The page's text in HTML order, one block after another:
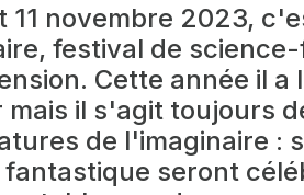
11 novembre 2023,
festival de
Cette année il a
mais il s'agit toujours
de l'imaginaire :
seront